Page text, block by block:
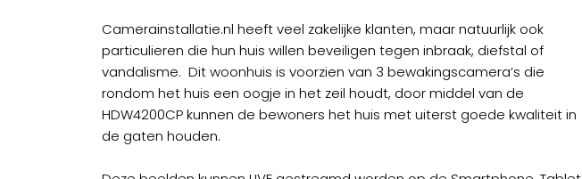
Camerainstallatie.nl heeft veel zakelijke klanten, maar natuurlijk ook
particulieren die hun huis willen beveiligen tegen inbraak, diefstal of
vandalisme. Dit woonhuis is voorzien van 3 bewakingscamera’s die
rondom het huis een oogje in het zeil houdt, door middel van de
HDW4200CP kunnen de bewoners het huis met uiterst goede kwaliteit in
de gaten houden.